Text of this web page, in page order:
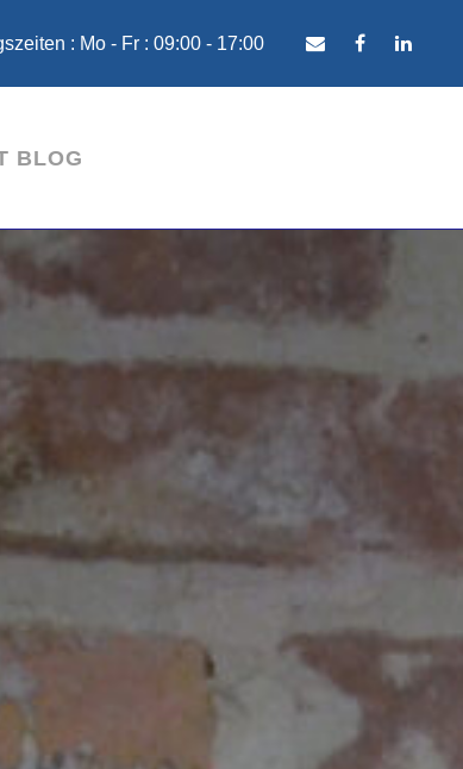
: Mo - Fr : 09:00 - 17:00
BLOG